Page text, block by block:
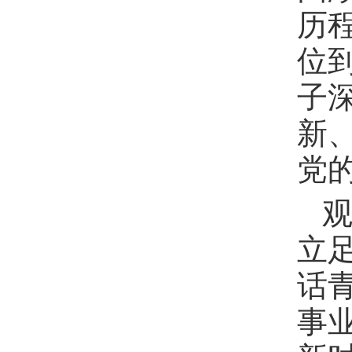
历
位
子
新
党
立
话
事